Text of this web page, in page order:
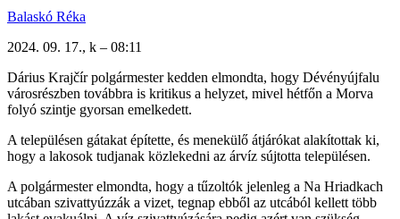
Balaskó Réka
2024. 09. 17., k – 08:11
Dárius Krajčír polgármester kedden elmondta, hogy Dévényújfalu
városrészben továbbra is kritikus a helyzet, mivel hétfőn a Morva
folyó szintje gyorsan emelkedett.
A településen gátakat építette, és menekülő átjárókat alakítottak ki,
hogy a lakosok tudjanak közlekedni az árvíz sújtotta településen.
A polgármester elmondta, hogy a tűzoltók jelenleg a Na Hriadkach
utcában szivattyúzzák a vizet, tegnap ebből az utcából kellett több